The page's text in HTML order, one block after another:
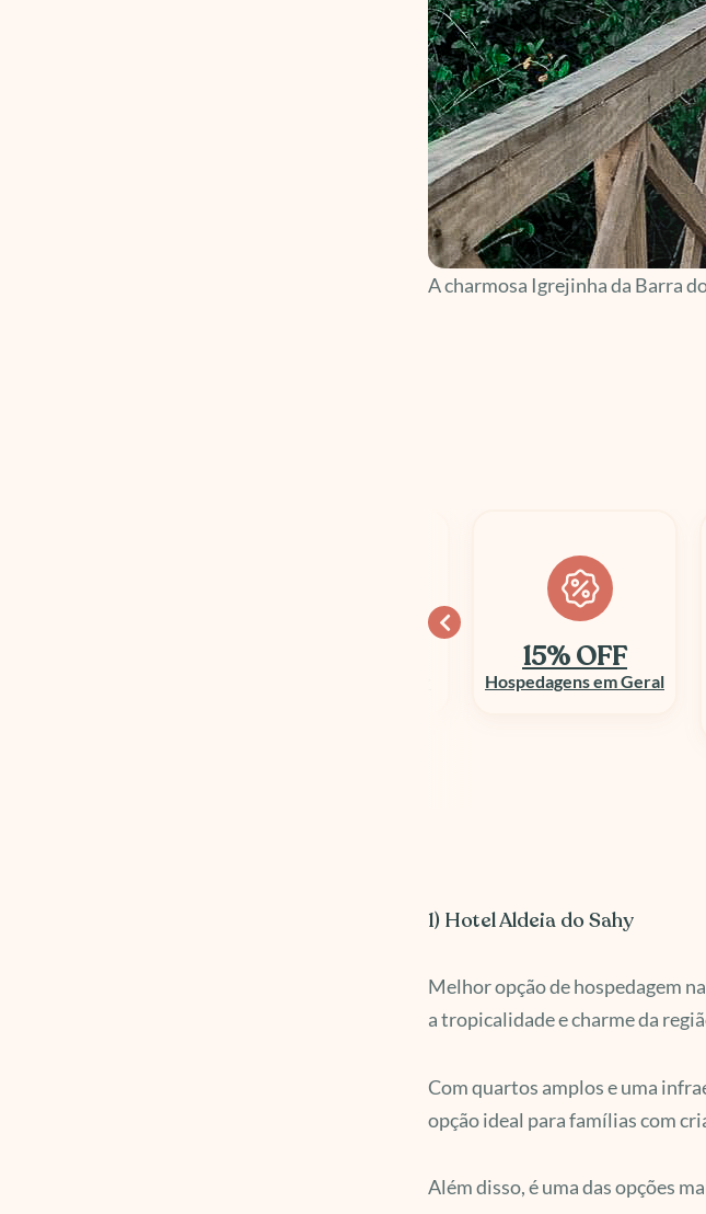
A charmosa Igrejinha da Barra
Ganhe 15
Euros na
1) Hotel Aldeia do Sahy
Melhor opção de hospedagem
a tropicalidade e charme da
Com quartos amplos e uma
opção ideal para famílias com
Além disso, é uma das opções